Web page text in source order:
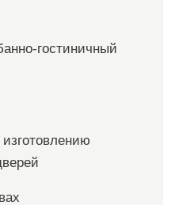
гостиничный